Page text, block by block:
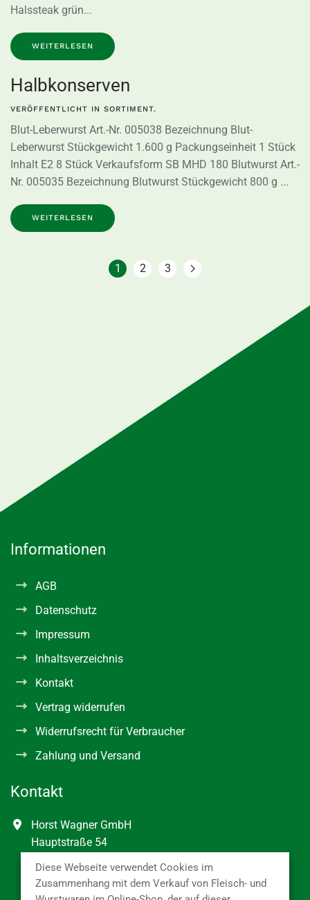
Halssteak grün...
WEITERLESEN
Halbkonserven
VERÖFFENTLICHT IN SORTIMENT.
Blut-Leberwurst Art.-Nr. 005038 Bezeichnung Blut-
Leberwurst Stückgewicht 1.600 g Packungseinheit 1 Stück
Inhalt E2 8 Stück Verkaufsform SB MHD 180 Blutwurst Art.-
Nr. 005035 Bezeichnung Blutwurst Stückgewicht 800 g ...
WEITERLESEN
1 2 3
Informationen
AGB
Datenschutz
Impressum
Inhaltsverzeichnis
Kontakt
Vertrag widerrufen
Widerrufsrecht für Verbraucher
Zahlung und Versand
Kontakt
Horst Wagner GmbH
Hauptstraße 54
Baden-Württemberg
Deutschland
Diese Webseite verwendet Cookies im
Zusammenhang mit dem Verkauf von Fleisch- und